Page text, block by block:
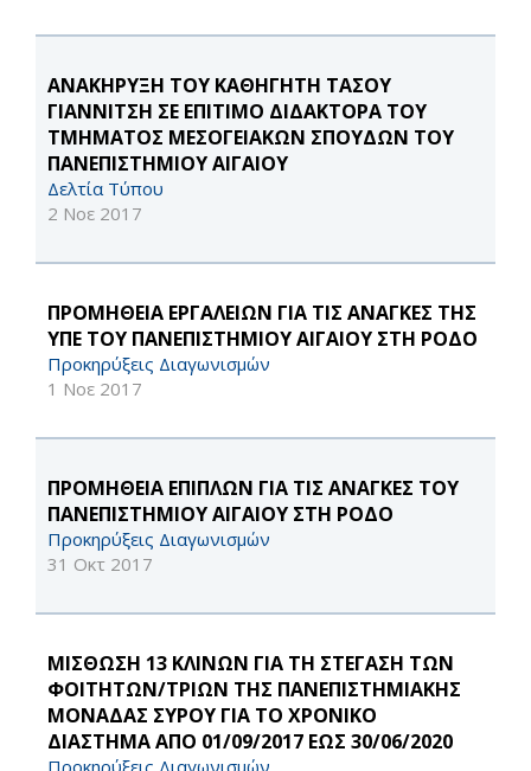
ΑΝΑΚΗΡΥΞΗ ΤΟΥ ΚΑΘΗΓΗΤΗ ΤΑΣΟΥ
ΓΙΑΝΝΙΤΣΗ ΣΕ ΕΠΙΤΙΜΟ ΔΙΔΑΚΤΟΡΑ ΤΟΥ
ΤΜΗΜΑΤΟΣ ΜΕΣΟΓΕΙΑΚΩΝ ΣΠΟΥΔΩΝ ΤΟΥ
ΠΑΝΕΠΙΣΤΗΜΙΟΥ ΑΙΓΑΙΟΥ
Δελτία Τύπου
2 Νοε 2017
ΠΡΟΜΗΘΕΙΑ ΕΡΓΑΛΕΙΩΝ ΓΙΑ ΤΙΣ ΑΝΑΓΚΕΣ ΤΗΣ
ΥΠΕ ΤΟΥ ΠΑΝΕΠΙΣΤΗΜΙΟΥ ΑΙΓΑΙΟΥ ΣΤΗ ΡΟΔΟ
Προκηρύξεις Διαγωνισμών
1 Νοε 2017
ΠΡΟΜΗΘΕΙΑ ΕΠΙΠΛΩΝ ΓΙΑ ΤΙΣ ΑΝΑΓΚΕΣ ΤΟΥ
ΠΑΝΕΠΙΣΤΗΜΙΟΥ ΑΙΓΑΙΟΥ ΣΤΗ ΡΟΔΟ
Προκηρύξεις Διαγωνισμών
31 Οκτ 2017
ΜΙΣΘΩΣΗ 13 ΚΛΙΝΩΝ ΓΙΑ ΤΗ ΣΤΕΓΑΣΗ ΤΩΝ
ΦΟΙΤΗΤΩΝ/ΤΡΙΩΝ ΤΗΣ ΠΑΝΕΠΙΣΤΗΜΙΑΚΗΣ
ΜΟΝΑΔΑΣ ΣΥΡΟΥ ΓΙΑ ΤΟ ΧΡΟΝΙΚΟ
ΔΙΑΣΤΗΜΑ ΑΠΟ 01/09/2017 ΕΩΣ 30/06/2020